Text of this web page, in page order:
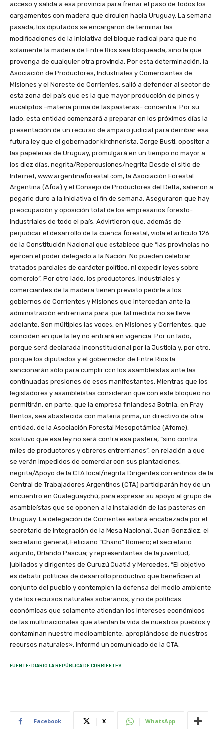
acceso y salida a esa provincia para frenar el paso de todos los
cargamentos con madera que circulen hacia Uruguay. La semana
pasada, los diputados se encargaron de terminar las
modificaciones de la iniciativa del bloque radical para que no
solamente la madera de Entre Ríos sea bloqueada, sino la que
provenga de cualquier otra provincia. Por esta determinación, la
Asociación de Productores, Industriales y Comerciantes de
Misiones y el Noreste de Corrientes, salió a defender al sector de
esta zona del país que es la que mayor producción de pinos y
eucaliptos –materia prima de las pasteras– concentra. Por su
lado, esta entidad comenzará a preparar en los próximos días la
presentación de un recurso de amparo judicial para derribar esa
futura ley que el gobernador kirchnerista, Jorge Busti, opositor a
las papeleras de Uruguay, promulgará en un tiempo no mayor a
los diez días. negrita/Repercusiones/negrita Desde el sitio de
Internet, www.argentinaforestal.com, la Asociación Forestal
Argentina (Afoa) y el Consejo de Productores del Delta, salieron a
pegarle duro a la iniciativa el fin de semana. Aseguraron que hay
preocupación y oposición total de los empresarios foresto-
industriales de todo el país. Advirtieron que, además de
perjudicar el desarrollo de la cuenca forestal, viola el artículo 126
de la Constitución Nacional que establece que “las provincias no
ejercen el poder delegado a la Nación. No pueden celebrar
tratados parciales de carácter político, ni expedir leyes sobre
comercio”. Por otro lado, los productores, industriales y
comerciantes de la madera tienen previsto pedirle a los
gobiernos de Corrientes y Misiones que intercedan ante la
administración entrerriana para que tal medida no se lleve
adelante. Son múltiples las voces, en Misiones y Corrientes, que
coinciden en que la ley no entrará en vigencia. Por un lado,
porque será declarada inconstitucional por la Justicia y, por otro,
porque los diputados y el gobernador de Entre Ríos la
sancionarán sólo para cumplir con los asambleístas ante las
continuadas presiones de esos manifestantes. Mientras que los
legisladores y asambleístas consideran que con este bloqueo no
permitirán, en parte, que la empresa finlandesa Botnia, en Fray
Bentos, sea abastecida con materia prima, un directivo de otra
entidad, de la Asociación Forestal Mesopotámica (Afome),
sostuvo que esa ley no será contra esa pastera, “sino contra
miles de productores y obreros entrerrianos”, en relación a que
se verán impedidos de comerciar con sus plantaciones.
negrita/Apoyo de la CTA local/negrita Dirigentes correntinos de la
Central de Trabajadores Argentinos (CTA) participarán hoy de un
encuentro en Gualeguaychú, para expresar su apoyo al grupo de
asambleístas que se oponen a la instalación de las pasteras en
Uruguay. La delegación de Corrientes estará encabezada por el
secretario de Integración de la Mesa Nacional, Juan González; el
secretario general, Feliciano “Chano” Romero; el secretario
adjunto, Orlando Pascua; y representantes de la juventud,
jubilados y dirigentes de Curuzú Cuatiá y Mercedes. “El objetivo
es debatir políticas de desarrollo productivo que beneficien al
conjunto del pueblo y contemplen la defensa del medio ambiente
y de los recursos naturales soberanos, y no de políticas
económicas que solamente atiendan los intereses económicos
de las multinacionales que atentan la vida de nuestros pueblos y
contaminan nuestro medioambiente, apropiándose de nuestros
recursos naturales», informó un comunicado de la CTA.
FUENTE: DIARIO LA REPÚBLICA DE CORRIENTES
Facebook X WhatsApp